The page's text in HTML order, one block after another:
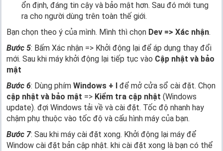
ổn định, đáng tin cậy và bảo mật hơn. Sau đó mới tung
ra cho người dùng trên toàn thế giới.
Bạn chọn theo ý của mình. Mình thì chọn Dev => Xác nhận.
Bước 5: Bấm Xác nhận => Khởi động lại để áp dụng thay đổi
mới. Sau khi máy khởi động lại tiếp tục vào Cập nhật và bảo
mật
Bước 6: Dùng phím Windows + I để mở cửa sổ cài đặt. Chọn
cập nhật và bảo mật => Kiểm tra cập nhật (Windows
update). đợi Windows tải về và cài đặt. Tốc độ nhanh hay
chậm phụ thuộc vào tốc độ và cấu hình máy của bạn.
Bước 7: Sau khi máy cài đặt xong. Khởi động lại máy để
Window cài đặt bản cập nhật. khi cài đặt xong là bạn có thể